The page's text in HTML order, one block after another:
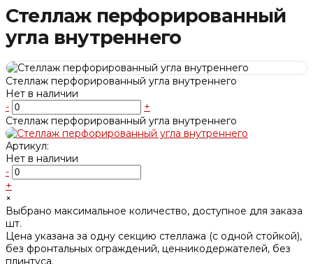
Стеллаж перфорированный
угла внутреннего
Стеллаж перфорированный угла внутреннего
Нет в наличии
-
+
Стеллаж перфорированный угла внутреннего
Артикул:
Нет в наличии
-
+
×
Выбрано максимальное количество, доступное для заказа
шт.
Цена указана за одну секцию стеллажа (с одной стойкой),
без фронтальных ограждений, ценникодержателей, без
плинтуса.